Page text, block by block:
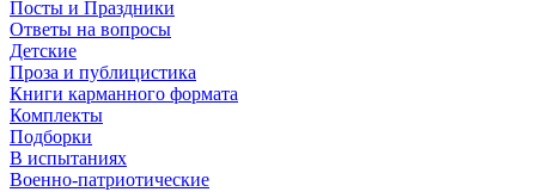
Посты и Праздники
Ответы на вопросы
Детские
Проза и публицистика
Книги карманного формата
Комплекты
Подборки
В испытаниях
Военно-патриотические